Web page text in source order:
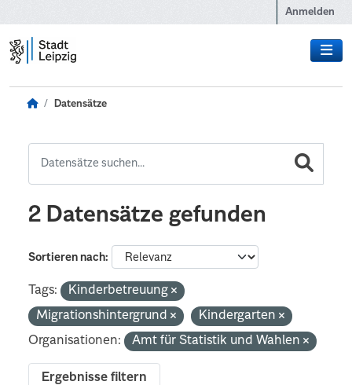
Anmelden
Datensätze
2 Datensätze gefunden
Sortieren nach
Tags:
Kinderbetreuung
Migrationshintergrund
Kindergarten
Organisationen:
Amt für Statistik und Wahlen
Ergebnisse filtern